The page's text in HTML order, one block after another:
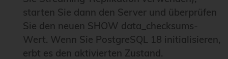
starten Sie dann den Server und überprüfen
Sie den neuen SHOW data_checksums-
Wert. Wenn Sie PostgreSQL 18 initialisieren,
erbt es den aktivierten Zustand.